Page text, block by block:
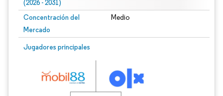
(2026 - 2031)
Concentración del
Mercado
Medio
Jugadores principales
Imagen © Mordor Intelligence. El uso requiere atribución según CC BY 4.0.